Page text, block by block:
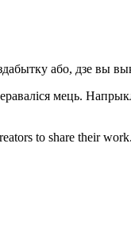
або, дзе вы
мець.
to share their